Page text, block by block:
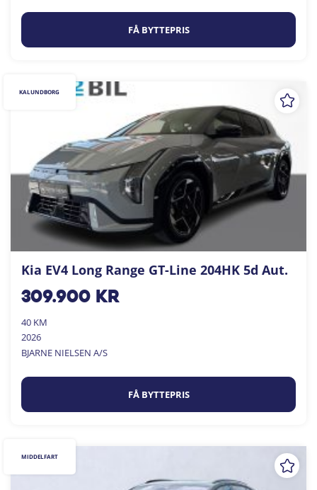
FÅ BYTTEPRIS
Kia EV4 Long Range GT-Line 204HK 5d Aut.
309.900kr
40 KM
2026
BJARNE NIELSEN A/S
FÅ BYTTEPRIS
KALUNDBORG
MIDDELFART